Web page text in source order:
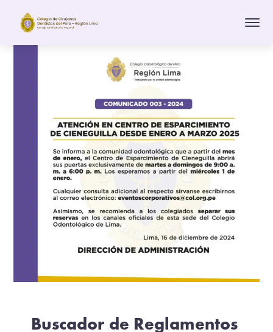
Buscador de Reglamentos